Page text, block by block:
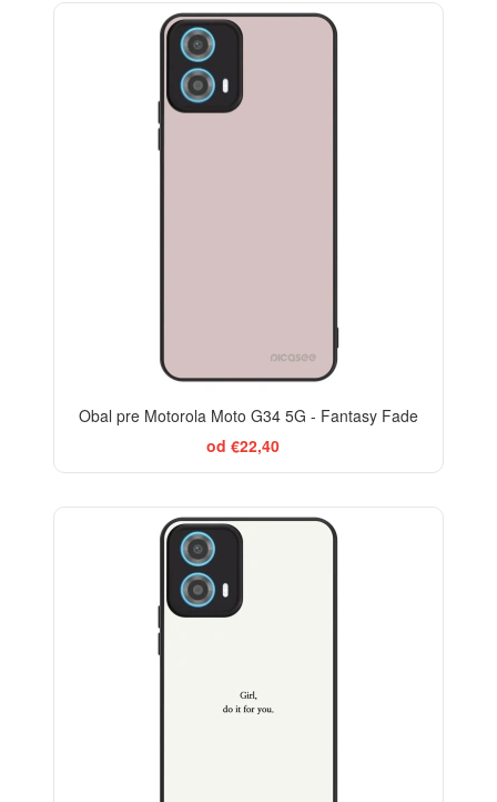
Obal pre Motorola Moto G34 5G - Fantasy Fade
od €22,40